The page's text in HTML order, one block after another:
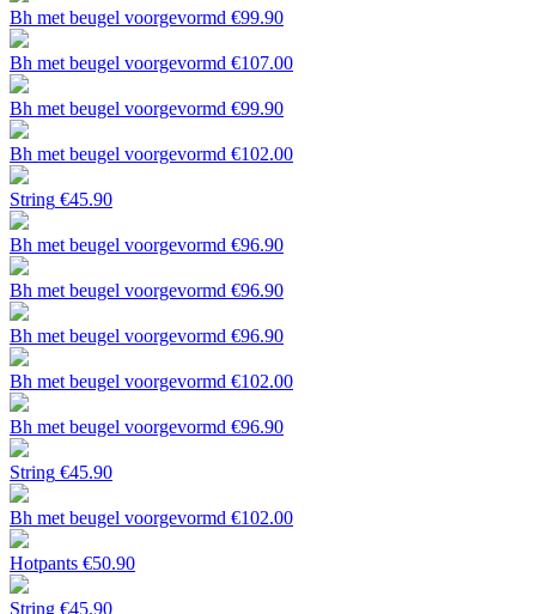
Bh met beugel voorgevormd €99.90
Bh met beugel voorgevormd €107.00
Bh met beugel voorgevormd €99.90
Bh met beugel voorgevormd €102.00
String €45.90
Bh met beugel voorgevormd €96.90
Bh met beugel voorgevormd €96.90
Bh met beugel voorgevormd €96.90
Bh met beugel voorgevormd €102.00
Bh met beugel voorgevormd €96.90
String €45.90
Bh met beugel voorgevormd €102.00
Hotpants €50.90
String €45.90